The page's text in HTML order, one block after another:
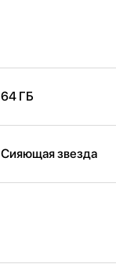
64 ГБ
Сияющая звезда